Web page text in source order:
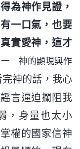
為神作見證，
一口氣，也要
實愛神，這才
一 神的顯現與作
完神的話，我心
言逼迫攔阻我
，身量也太小
權的國家信神